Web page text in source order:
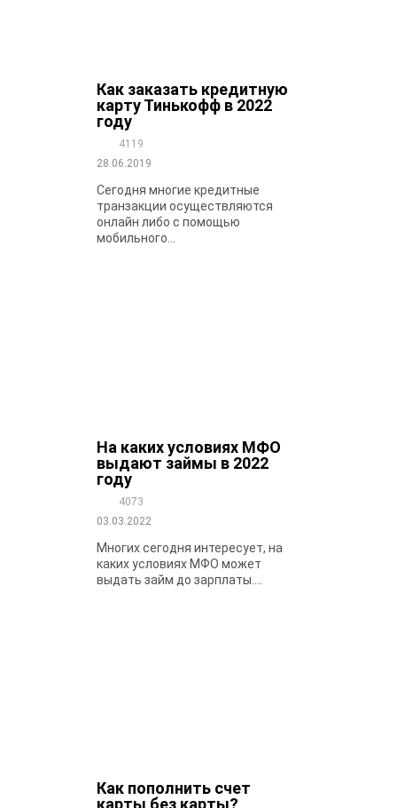
Как заказать кредитную
карту Тинькофф в 2022
году
4119
28.06.2019
Сегодня многие кредитные
транзакции осуществляются
онлайн либо с помощью
мобильного...
На каких условиях МФО
выдают займы в 2022
году
4073
03.03.2022
Многих сегодня интересует, на
каких условиях МФО может
выдать займ до зарплаты....
Как пополнить счет
карты без карты?